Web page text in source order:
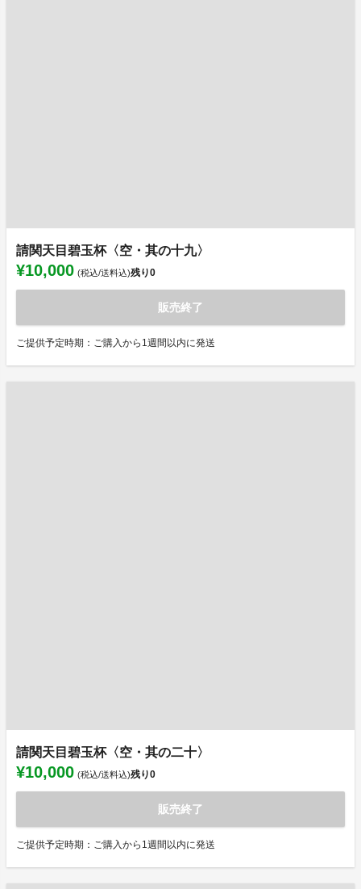
請関天目碧玉杯〈空・其の十九〉
¥10,000 (税込/送料込)残り0
販売終了
ご提供予定時期：ご購入から1週間以内に発送
請関天目碧玉杯〈空・其の二十〉
¥10,000 (税込/送料込)残り0
販売終了
ご提供予定時期：ご購入から1週間以内に発送